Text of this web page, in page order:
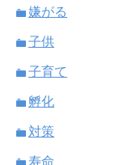
嫌がる
子供
子育て
孵化
対策
寿命